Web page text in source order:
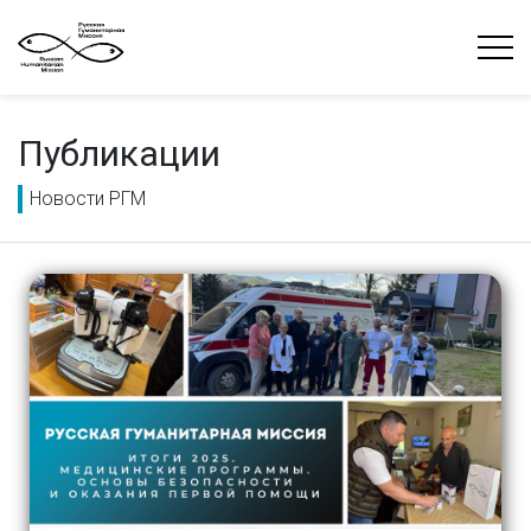
Публикации
Новости РГМ